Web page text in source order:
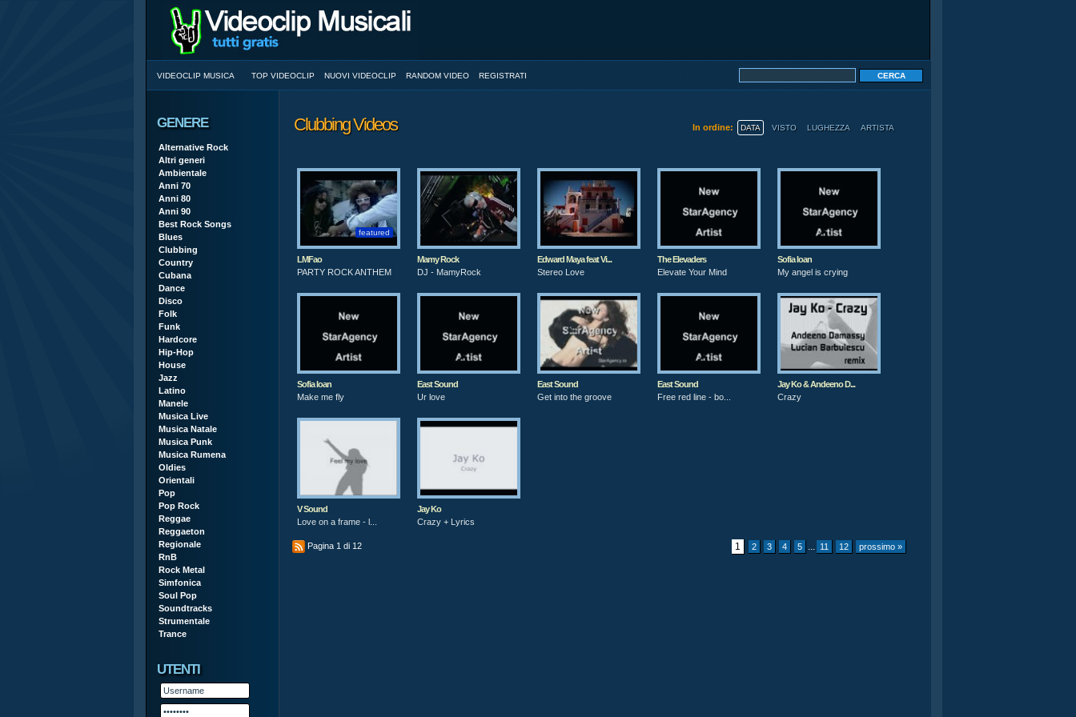
VIDEOCLIP MUSICA TOP VIDEOCLIP NUOVI VIDEOCLIP RANDOM VIDEO REGISTRATI
GENERE
Alternative Rock
Altri generi
Ambientale
Anni 70
Anni 80
Anni 90
Best Rock Songs
Blues
Clubbing
Country
Cubana
Dance
Disco
Folk
Funk
Hardcore
Hip-Hop
House
Jazz
Latino
Manele
Musica Live
Musica Natale
Musica Punk
Musica Rumena
Oldies
Orientali
Pop
Pop Rock
Reggae
Reggaeton
Regionale
RnB
Rock Metal
Simfonica
Soul Pop
Soundtracks
Strumentale
Trance
UTENTI
Clubbing Videos In ordine: DATA VISTO LUGHEZZA ARTISTA
featured
LMFao
PARTY ROCK ANTHEM
Mamy Rock
DJ - MamyRock
Edward Maya feat Vi...
Stereo Love
The Elevaders
Elevate Your Mind
Sofia Ioan
My angel is crying
Sofia Ioan
Make me fly
East Sound
Ur love
East Sound
Get into the groove
East Sound
Free red line - bo...
Jay Ko & Andeeno D...
Crazy
V Sound
Love on a frame - l...
Jay Ko
Crazy + Lyrics
Pagina 1 di 12 1 2 3 4 5 ... 11 12 prossimo »